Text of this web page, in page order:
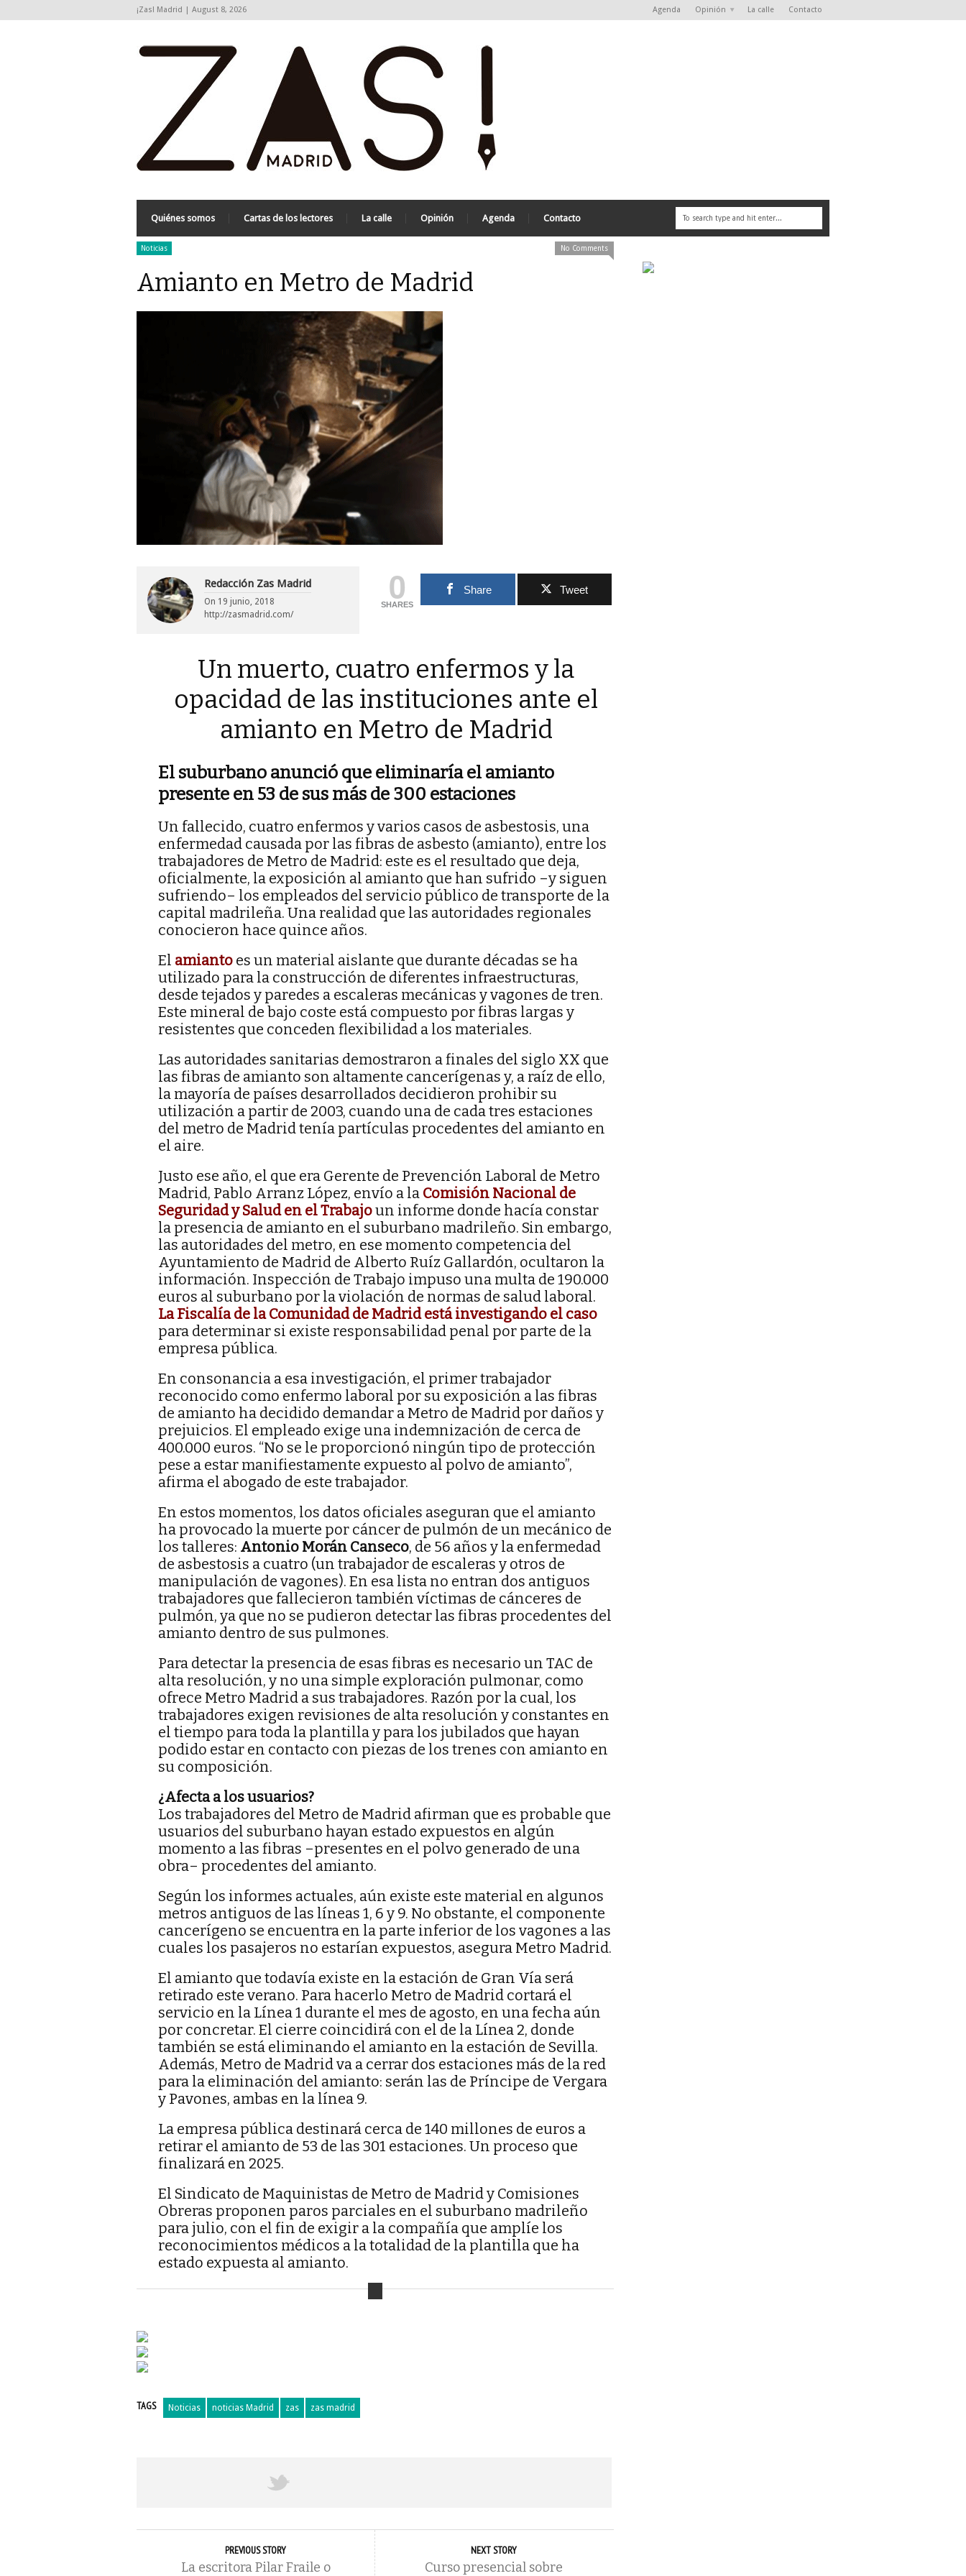
¡Zas! Madrid | August 8, 2026 Agenda Opinión La calle Contacto
Quiénes somos Cartas de los lectores La calle Opinión Agenda Contacto
Noticias No Comments
Amianto en Metro de Madrid
Redacción Zas Madrid
On 19 junio, 2018
http://zasmadrid.com/
0
SHARES
Share Tweet
Un muerto, cuatro enfermos y la
opacidad de las instituciones ante el
amianto en Metro de Madrid
El suburbano anunció que eliminaría el amianto
presente en 53 de sus más de 300 estaciones
Un fallecido, cuatro enfermos y varios casos de asbestosis, una
enfermedad causada por las fibras de asbesto (amianto), entre los
trabajadores de Metro de Madrid: este es el resultado que deja,
oficialmente, la exposición al amianto que han sufrido –y siguen
sufriendo– los empleados del servicio público de transporte de la
capital madrileña. Una realidad que las autoridades regionales
conocieron hace quince años.
El amianto es un material aislante que durante décadas se ha
utilizado para la construcción de diferentes infraestructuras,
desde tejados y paredes a escaleras mecánicas y vagones de tren.
Este mineral de bajo coste está compuesto por fibras largas y
resistentes que conceden flexibilidad a los materiales.
Las autoridades sanitarias demostraron a finales del siglo XX que
las fibras de amianto son altamente cancerígenas y, a raíz de ello,
la mayoría de países desarrollados decidieron prohibir su
utilización a partir de 2003, cuando una de cada tres estaciones
del metro de Madrid tenía partículas procedentes del amianto en
el aire.
Justo ese año, el que era Gerente de Prevención Laboral de Metro
Madrid, Pablo Arranz López, envío a la Comisión Nacional de
Seguridad y Salud en el Trabajoun informe donde hacía constar
la presencia de amianto en el suburbano madrileño. Sin embargo,
las autoridades del metro, en ese momento competencia del
Ayuntamiento de Madrid de Alberto Ruíz Gallardón, ocultaron la
información. Inspección de Trabajo impuso una multa de 190.000
euros al suburbano por la violación de normas de salud laboral.
La Fiscalía de la Comunidad de Madrid está investigando el caso
para determinar si existe responsabilidad penal por parte de la
empresa pública.
En consonancia a esa investigación, el primer trabajador
reconocido como enfermo laboral por su exposición a las fibras
de amianto ha decidido demandar a Metro de Madrid por daños y
prejuicios. El empleado exige una indemnización de cerca de
400.000 euros. “No se le proporcionó ningún tipo de protección
pese a estar manifiestamente expuesto al polvo de amianto”,
afirma el abogado de este trabajador.
En estos momentos, los datos oficiales aseguran que el amianto
ha provocado la muerte por cáncer de pulmón de un mecánico de
los talleres: Antonio Morán Canseco, de 56 años y la enfermedad
de asbestosis a cuatro (un trabajador de escaleras y otros de
manipulación de vagones). En esa lista no entran dos antiguos
trabajadores que fallecieron también víctimas de cánceres de
pulmón, ya que no se pudieron detectar las fibras procedentes del
amianto dentro de sus pulmones.
Para detectar la presencia de esas fibras es necesario un TAC de
alta resolución, y no una simple exploración pulmonar, como
ofrece Metro Madrid a sus trabajadores. Razón por la cual, los
trabajadores exigen revisiones de alta resolución y constantes en
el tiempo para toda la plantilla y para los jubilados que hayan
podido estar en contacto con piezas de los trenes con amianto en
su composición.
¿Afecta a los usuarios?
Los trabajadores del Metro de Madrid afirman que es probable que
usuarios del suburbano hayan estado expuestos en algún
momento a las fibras –presentes en el polvo generado de una
obra– procedentes del amianto.
Según los informes actuales, aún existe este material en algunos
metros antiguos de las líneas 1, 6 y 9. No obstante, el componente
cancerígeno se encuentra en la parte inferior de los vagones a las
cuales los pasajeros no estarían expuestos, asegura Metro Madrid.
El amianto que todavía existe en la estación de Gran Vía será
retirado este verano. Para hacerlo Metro de Madrid cortará el
servicio en la Línea 1 durante el mes de agosto, en una fecha aún
por concretar. El cierre coincidirá con el de la Línea 2, donde
también se está eliminando el amianto en la estación de Sevilla.
Además, Metro de Madrid va a cerrar dos estaciones más de la red
para la eliminación del amianto: serán las de Príncipe de Vergara
y Pavones, ambas en la línea 9.
La empresa pública destinará cerca de 140 millones de euros a
retirar el amianto de 53 de las 301 estaciones. Un proceso que
finalizará en 2025.
El Sindicato de Maquinistas de Metro de Madrid y Comisiones
Obreras proponen paros parciales en el suburbano madrileño
para julio, con el fin de exigir a la compañía que amplíe los
reconocimientos médicos a la totalidad de la plantilla que ha
estado expuesta al amianto.
TAGS Noticias noticias Madrid zas zas madrid
PREVIOUS STORY
La escritora Pilar Fraile o
NEXT STORY
Curso presencial sobre